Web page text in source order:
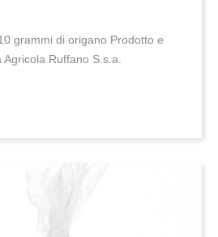
grammi di origano Prodotto e
Agricola Ruffano S.s.a.